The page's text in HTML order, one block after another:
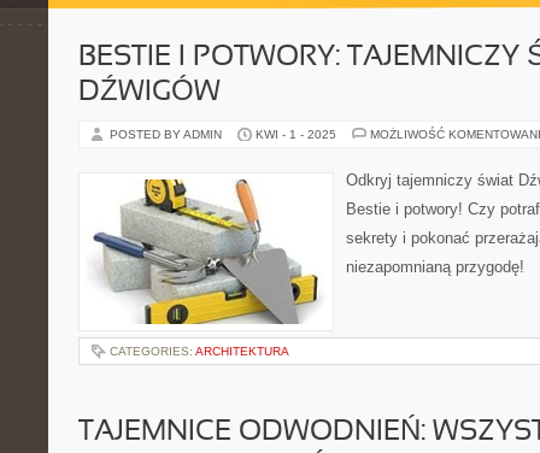
BESTIE I POTWORY: TAJEMNICZY
DŹWIGÓW
POSTED BY ADMIN KWI - 1 - 2025 MOŻLIWOŚĆ
Odkryj tajemniczy świat
Bestie i potwory! Czy
sekrety i pokonać
niezapomnianą przygodę!
CATEGORIES: ARCHITEKTURA
TAJEMNICE ODWODNIEŃ: